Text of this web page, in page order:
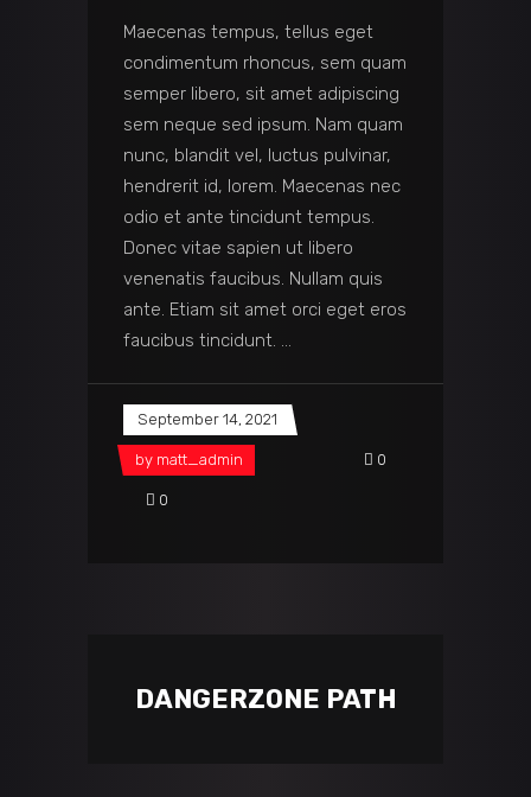
Maecenas tempus, tellus eget
condimentum rhoncus, sem quam
semper libero, sit amet adipiscing
sem neque sed ipsum. Nam quam
nunc, blandit vel, luctus pulvinar,
hendrerit id, lorem. Maecenas nec
odio et ante tincidunt tempus.
Donec vitae sapien ut libero
venenatis faucibus. Nullam quis
ante. Etiam sit amet orci eget eros
faucibus tincidunt.
September 14, 2021
by matt_admin 0
0
DANGERZONE PATH